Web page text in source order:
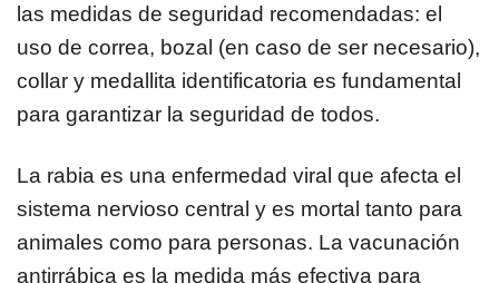
las medidas de seguridad recomendadas: el
uso de correa, bozal (en caso de ser necesario),
collar y medallita identificatoria es fundamental
para garantizar la seguridad de todos.
La rabia es una enfermedad viral que afecta el
sistema nervioso central y es mortal tanto para
animales como para personas. La vacunación
antirrábica es la medida más efectiva para